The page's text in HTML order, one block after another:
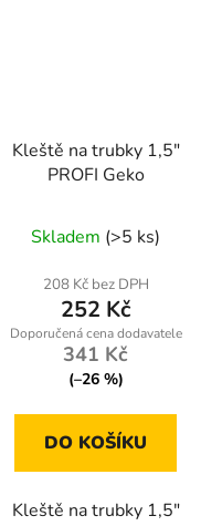
Kleště na trubky 1,5"
PROFI Geko
Skladem (>5 ks)
208 Kč bez DPH
252 Kč
341 Kč
(–26 %)
DO KOŠÍKU
Kleště na trubky 1,5"